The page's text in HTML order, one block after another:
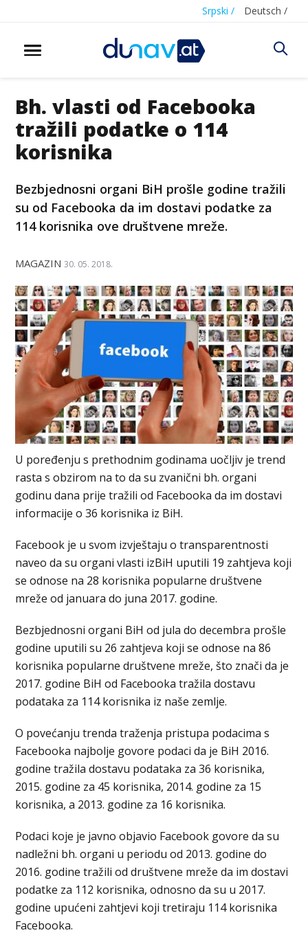
Srpski / Deutsch /
Bh. vlasti od Facebooka
tražili podatke o 114
korisnika
Bezbjednosni organi BiH prošle godine tražili
su od Facebooka da im dostavi podatke za
114 korisnika ove društvene mreže.
MAGAZIN 30. 05. 2018.
U poređenju s prethodnim godinama uočljiv je trend
rasta s obzirom na to da su zvanični bh. organi
godinu dana prije tražili od Facebooka da im dostavi
informacije o 36 korisnika iz BiH.
Facebook je u svom izvještaju o transparentnosti
naveo da su organi vlasti izBiH uputili 19 zahtjeva koji
se odnose na 28 korisnika popularne društvene
mreže od januara do juna 2017. godine.
Bezbjednosni organi BiH od jula do decembra prošle
godine uputili su 26 zahtjeva koji se odnose na 86
korisnika popularne društvene mreže, što znači da je
2017. godine BiH od Facebooka tražila dostavu
podataka za 114 korisnika iz naše zemlje.
O povećanju trenda traženja pristupa podacima s
Facebooka najbolje govore podaci da je BiH 2016.
godine tražila dostavu podataka za 36 korisnika,
2015. godine za 45 korisnika, 2014. godine za 15
korisnika, a 2013. godine za 16 korisnika.
Podaci koje je javno objavio Facebook govore da su
nadležni bh. organi u periodu od 2013. godine do
2016. godine tražili od društvene mreže da im dostavi
podatke za 112 korisnika, odnosno da su u 2017.
godine upućeni zahtjevi koji tretiraju 114 korisnika
Facebooka.